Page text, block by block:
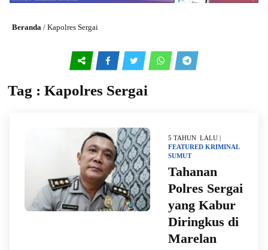
Beranda / Kapolres Sergai
Tag : Kapolres Sergai
5 TAHUN LALU |
FEATURED KRIMINAL
SUMUT
Tahanan
Polres Sergai
yang Kabur
Diringkus di
Marelan